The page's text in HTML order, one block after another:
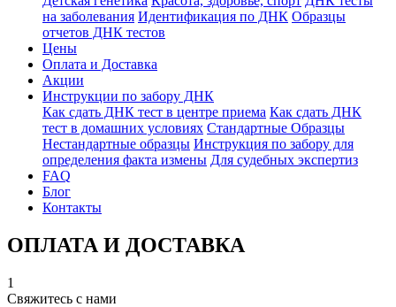
на заболевания Идентификация по ДНК Образцы
отчетов ДНК тестов
Цены
Оплата и Доставка
Акции
Инструкции по забору ДНК
Как сдать ДНК тест в центре приема Как сдать ДНК
тест в домашних условиях Стандартные Образцы
Нестандартные образцы Инструкция по забору для
определения факта измены Для судебных экспертиз
FAQ
Блог
Контакты
ОПЛАТА И ДОСТАВКА
1
Свяжитесь с нами